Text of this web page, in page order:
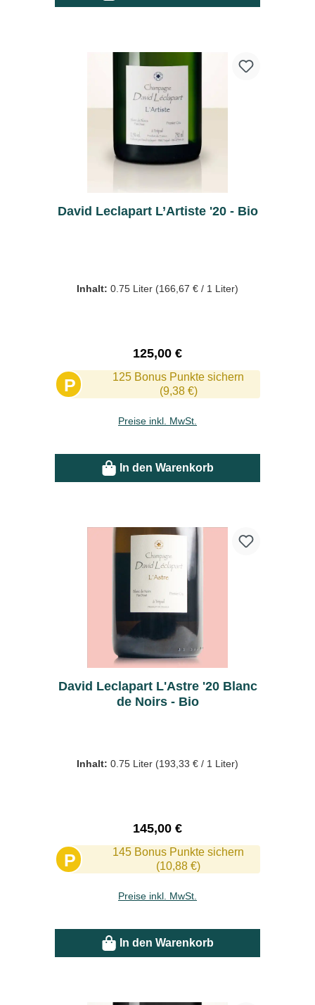
David Leclapart L’Artiste '20 - Bio
Inhalt: 0.75 Liter (166,67 € / 1 Liter)
Regulärer Preis:
125,00 €
P
125 Bonus Punkte sichern
(9,38 €)
Preise inkl. MwSt.
In den Warenkorb
David Leclapart L'Astre '20 Blanc
de Noirs - Bio
Inhalt: 0.75 Liter (193,33 € / 1 Liter)
Regulärer Preis:
145,00 €
P
145 Bonus Punkte sichern
(10,88 €)
Preise inkl. MwSt.
In den Warenkorb